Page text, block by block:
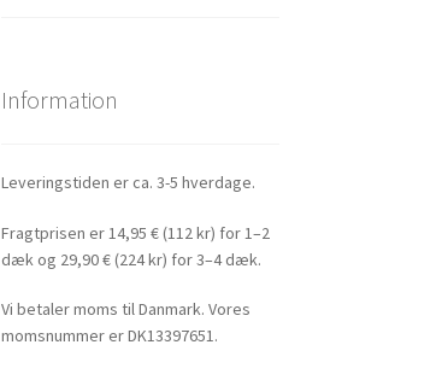
Information
Leveringstiden er ca. 3-5 hverdage.
Fragtprisen er 14,95 € (112 kr) for 1–2
dæk og 29,90 € (224 kr) for 3–4 dæk.
Vi betaler moms til Danmark. Vores
momsnummer er DK13397651.